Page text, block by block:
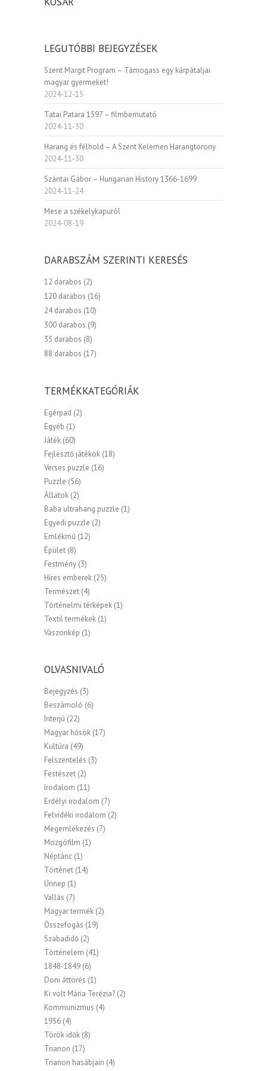
LEGUTÓBBI BEJEGYZÉSEK
Szent Margit Program – Támogass egy kárpátaljai
magyar gyermeket!
2024-12-15
Tatai Patara 1597 – filmbemutató
2024-11-30
Harang és félhold – A Szent Kelemen Harangtorony
2024-11-30
Szántai Gábor – Hungarian History 1366-1699
2024-11-24
Mese a székelykapuról
2024-08-19
DARABSZÁM SZERINTI KERESÉS
12 darabos (2)
120 darabos (16)
24 darabos (10)
300 darabos (9)
35 darabos (8)
88 darabos (17)
TERMÉKKATEGÓRIÁK
Egérpad (2)
Egyéb (1)
Játék (60)
Fejlesztő játékok (18)
Verses puzzle (16)
Puzzle (56)
Állatok (2)
Baba ultrahang puzzle (1)
Egyedi puzzle (2)
Emlékmű (12)
Épület (8)
Festmény (3)
Híres emberek (25)
Természet (4)
Történelmi térképek (1)
Textil termékek (1)
Vászonkép (1)
OLVASNIVALÓ
Bejegyzés (3)
Beszámoló (6)
Interjú (22)
Magyar hősök (17)
Kultúra (49)
Felszentelés (3)
Festészet (2)
Irodalom (11)
Erdélyi irodalom (7)
Felvidéki irodalom (2)
Megemlékezés (7)
Mozgófilm (1)
Néptánc (1)
Történet (14)
Ünnep (1)
Vallás (7)
Magyar termék (2)
Összefogás (19)
Szabadidő (2)
Történelem (41)
1848-1849 (6)
Doni áttörés (1)
Ki volt Mária Terézia? (2)
Kommunizmus (4)
1956 (4)
Török idők (8)
Trianon (17)
Trianon hasábjain (4)